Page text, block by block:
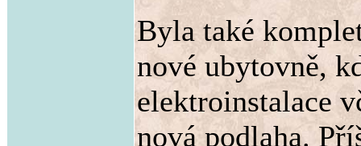
Byla také
nové ubytovně,
elektroinstalace
nová podlaha.